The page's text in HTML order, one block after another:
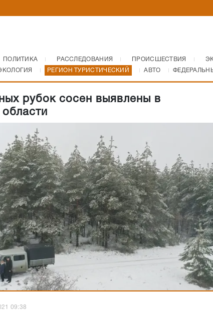
ПОЛИТИКА РАССЛЕДОВАНИЯ ПРОИСШЕСТВИЯ
РЕГИОН ТУРИСТИЧЕСКИЙ АВТО
рубок сосен выявлены в
09:38